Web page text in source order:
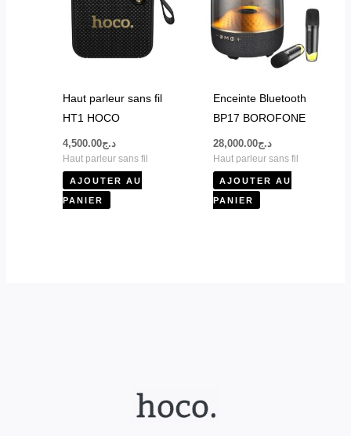
Haut parleur sans fil
HT1 HOCO
د.ج4,500.00
Haut parleur sans fil
AJOUTER AU
PANIER
Enceinte Bluetooth
BP17 BOROFONE
د.ج28,000.00
Haut parleur sans fil
AJOUTER AU
PANIER